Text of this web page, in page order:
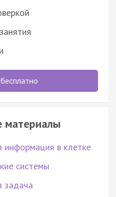
материалы
информация в клетке
системы
задача